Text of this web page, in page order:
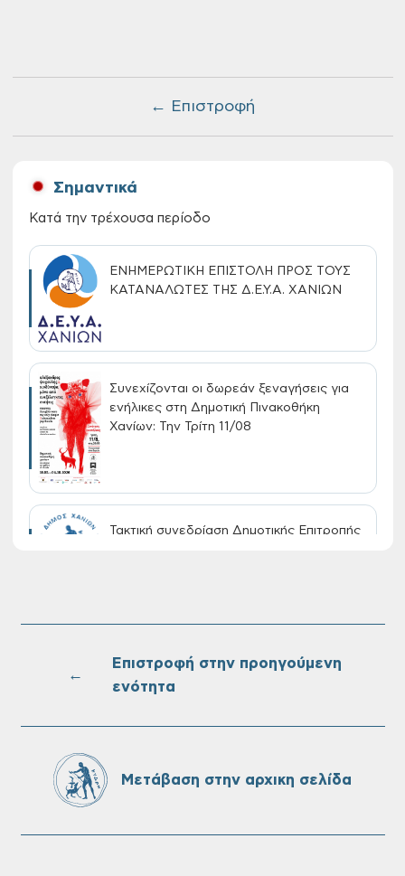
← Επιστροφή
Σημαντικά
Κατά την τρέχουσα περίοδο
ΕΝΗΜΕΡΩΤΙΚΗ ΕΠΙΣΤΟΛΗ ΠΡΟΣ ΤΟΥΣ
ΚΑΤΑΝΑΛΩΤΕΣ ΤΗΣ Δ.Ε.Υ.Α. ΧΑΝΙΩΝ
Συνεχίζονται οι δωρεάν ξεναγήσεις για
ενήλικες στη Δημοτική Πινακοθήκη
Χανίων: Την Τρίτη 11/08
Τακτική συνεδρίαση Δημοτικής Επιτροπής
Επαναλειτουργία του συστήματος
Ονουφρίου
Πίνακες Κατάταξης & Βαθμολογίας,
Δήμου Χανίων
←
Επιστροφή στην προηγούμενη
ενότητα
Μετάβαση στην αρχικη σελίδα